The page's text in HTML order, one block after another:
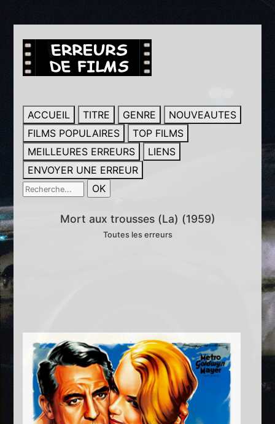
ACCUEIL TITRE GENRE
NOUVEAUTES
FILMS POPULAIRES
TOP FILMS
MEILLEURES ERREURS
LIENS
ENVOYER UNE ERREUR
Mort aux trousses (La) (1959)
Toutes les erreurs